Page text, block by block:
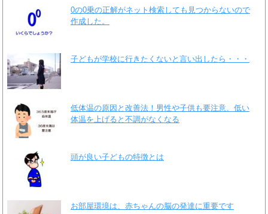
0の0乗の正解がネット検索しても見つからないので
作成した。
子どもが学校に行きたくないと言い出したら・・・
低体温の原因と改善法！男性や子供も要注意、低い
体温を上げると不調がなくなる
頭が良い子どもの特徴とは
お部屋環境は、赤ちゃんの脳の発達に重要です